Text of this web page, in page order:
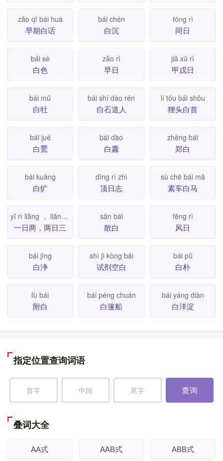
zăo qī bái huà
早期白话
bái chén
白沉
tóng rì
同日
bái sè
白色
zăo rì
早日
jiă xū rì
甲戌日
bái mǔ
白牡
bái shí dào rén
白石道人
lí tóu bái shǒu
狸头白首
bái jué
白鷢
bái dào
白纛
zhèng bái
郑白
bái kuàng
白纩
dǐng rì zhì
顶日志
sù chē bái mă
素车白马
yī rì liăng ， liăng rì sān
一日两，两日三
săn bái
散白
fēng rì
风日
bái jìng
白浄
shì jì kòng bái
试剂空白
bái pǔ
白朴
fù bái
附白
bái péng chuán
白篷船
bái yáng diàn
白洋淀
指定位置查询词语
查询
叠词大全
AA式 AAB式 ABB式